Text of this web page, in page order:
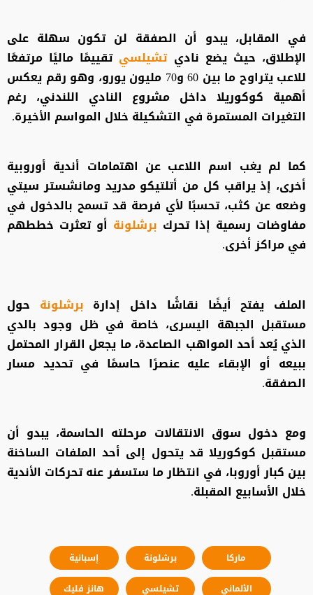
في المقابل، يبدو أن الصفقة لن تكون سهلة على
الإطلاق، حيث يضع نادي تشيلسيتقييمًا ماليًا مرتفعًا
للاعب يتراوح ما بين 60 و70 مليون يورو، وهو رقم يعكس
أهمية كوكوريلا داخل مشروع النادي اللندني، رغم
التغيرات المستمرة في التشكيلة خلال المواسم الأخيرة.
كما لم يغب اسم اللاعب عن اهتمامات أندية أوروبية
أخرى، إذ يراقب كل من أتلتيكو مدريد ومانشستر سيتي
وضعه عن كثب، تحسبًا لأي فرصة قد تسمح بالدخول في
مفاوضات رسمية إذا تحرك برشلونة أو تعثرت خططهم
في مراكز أخرى.
الملف يفتح أيضًا نقاشًا داخل إدارة برشلونة حول
مستقبل الجبهة اليسرى، خاصة في ظل وجود بالدي
الذي يُعد أحد المواهب الصاعدة، ما يجعل القرار المحتمل
ببيعه أو الإبقاء عليه عنصرًا حاسمًا في تحديد مسار
الصفقة.
ومع دخول سوق الانتقالات مرحلته الحاسمة، يبدو أن
مستقبل كوكوريلا قد يتحول إلى أحد الملفات الساخنة
بين كبار أوروبا، في انتظار ما ستسفر عنه تحركات الأندية
خلال الأسابيع المقبلة.
ماركا برشلونة
إسبانية
الألماني
تشيلسي هانز فليك